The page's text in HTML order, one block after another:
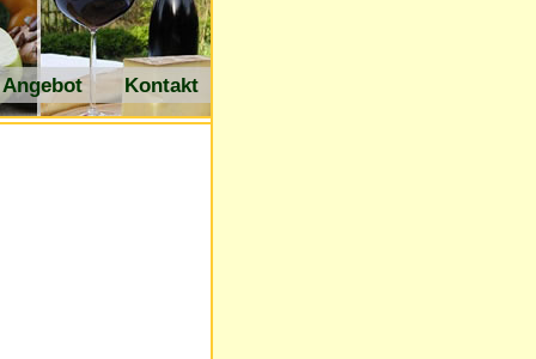
Angebot Kontakt